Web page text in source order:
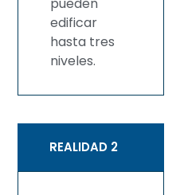
edificar
hasta tres
niveles.
REALIDAD 2